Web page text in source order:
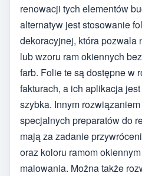
renowacji tych elementów
alternatyw jest stosowanie
dekoracyjnej, która pozwala
lub wzoru ram okiennych
farb. Folie te są dostępne w
fakturach, a ich aplikacja
szybka. Innym
specjalnych preparatów do
mają za zadanie
oraz koloru ramom
malowania. Można także